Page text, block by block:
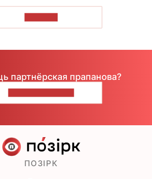
партнёрская прапанова?
ПОЗІРК